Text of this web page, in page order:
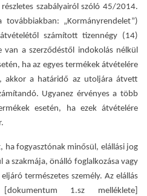
szabályairól szóló 45/2014.
„Kormányrendelet”)
számított tizennégy (14)
van a szerződéstől indokolás nélkül
ha az egyes termékek átvételére
akkor a határidő az utoljára átvett
Ugyanez érvényes a több
esetén, ha ezek átvételére
ha fogyasztónak minősül, elállási jog
a szakmája, önálló foglalkozása vagy
természetes személy. Az elállás
1.sz melléklete]